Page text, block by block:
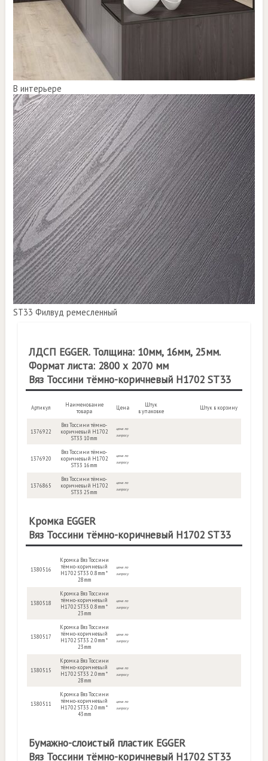
В интерьере
ST33 Филвуд ремесленный
ЛДСП EGGER. Толщина: 10мм, 16мм, 25мм.
Формат листа: 2800 х 2070 мм
Вяз Тоссини тёмно-коричневый H1702 ST33
Артикул
Наименование
товара
Цена
Штук
в упаковке
Штук в корзину
1376922
Вяз Тоссини тёмно-
коричневый H1702
ST33 10mm
цена по
запросу
1376920
Вяз Тоссини тёмно-
коричневый H1702
ST33 16mm
цена по
запросу
1376865
Вяз Тоссини тёмно-
коричневый H1702
ST33 25mm
цена по
запросу
Кромка EGGER
Вяз Тоссини тёмно-коричневый H1702 ST33
1380516
Кромка Вяз Тоссини
тёмно-коричневый
H1702 ST33 0.8mm *
28mm
цена по
запросу
1380518
Кромка Вяз Тоссини
тёмно-коричневый
H1702 ST33 0.8mm *
23mm
цена по
запросу
1380517
Кромка Вяз Тоссини
тёмно-коричневый
H1702 ST33 2.0mm *
23mm
цена по
запросу
1380515
Кромка Вяз Тоссини
тёмно-коричневый
H1702 ST33 2.0mm *
28mm
цена по
запросу
1380511
Кромка Вяз Тоссини
тёмно-коричневый
H1702 ST33 2.0mm *
43mm
цена по
запросу
Бумажно-слоистый пластик EGGER
Вяз Тоссини тёмно-коричневый H1702 ST33